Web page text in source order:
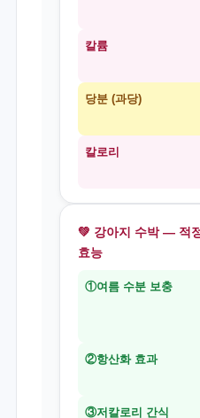
칼륨
당분 (과당)
칼로리
💚 강아지 수박 — 적
효능
①여름 수분 보충
②항산화 효과
③저칼로리 간식